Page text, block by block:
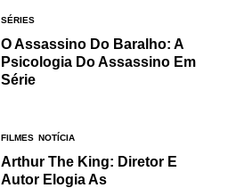
SÉRIES
O Assassino Do Baralho: A
Psicologia Do Assassino Em
Série
FILMES NOTÍCIA
Arthur The King: Diretor E
Autor Elogia As